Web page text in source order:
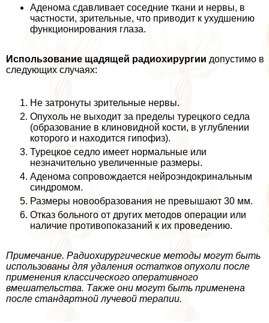
Аденома сдавливает соседние ткани и нервы, в
частности, зрительные, что приводит к ухудшению
функционирования глаза.
Использование щадящей радиохирургии допустимо в
следующих случаях:
Не затронуты зрительные нервы.
Опухоль не выходит за пределы турецкого седла
(образование в клиновидной кости, в углублении
которого и находится гипофиз).
Турецкое седло имеет нормальные или
незначительно увеличенные размеры.
Аденома сопровождается нейроэндокринальным
синдромом.
Размеры новообразования не превышают 30 мм.
Отказ больного от других методов операции или
наличие противопоказаний к их проведению.
Примечание. Радиохирургические методы могут быть
использованы для удаления остатков опухоли после
применения классического оперативного
вмешательства. Также они могут быть применена
после стандартной лучевой терапии.